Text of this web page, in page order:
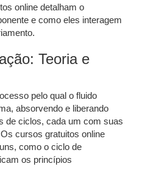
online detalham o
e como eles interagem
Teoria e
pelo qual o fluido
absorvendo e liberando
de ciclos, cada um com suas
cursos gratuitos online
como o ciclo de
os princípios